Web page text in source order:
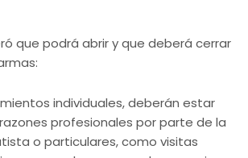
que podrá abrir y que deberá cerrar
individuales, deberán estar
profesionales por parte de la
o particulares, como visitas